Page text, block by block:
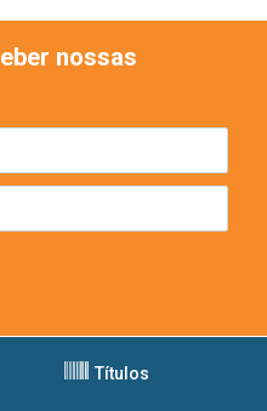
nossas
Títulos